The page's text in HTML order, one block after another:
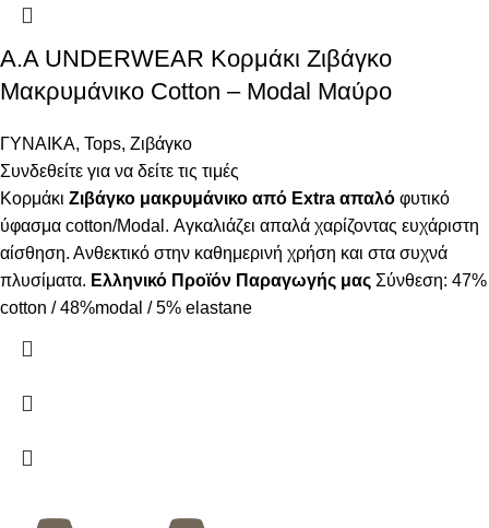
A.A UNDERWEAR Κορμάκι Ζιβάγκο
Μακρυμάνικο Cotton – Modal Μαύρο
ΓΥΝΑΙΚΑ, Tops, Ζιβάγκο
Συνδεθείτε για να δείτε τις τιμές
Κορμάκι Ζιβάγκο μακρυμάνικο από Extra απαλό φυτικό
ύφασμα cotton/Modal. Αγκαλιάζει απαλά χαρίζοντας ευχάριστη
αίσθηση. Ανθεκτικό στην καθημερινή χρήση και στα συχνά
πλυσίματα. Ελληνικό Προϊόν Παραγωγής μας Σύνθεση: 47%
cotton / 48%modal / 5% elastane